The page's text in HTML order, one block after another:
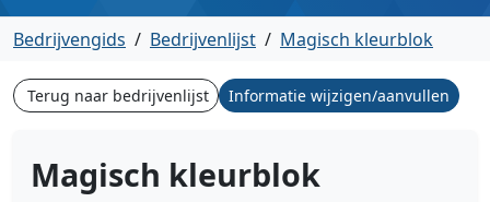
Bedrijvengids / Bedrijvenlijst / Magisch kleurblok
Terug naar bedrijvenlijst Informatie wijzigen/aanvullen
Magisch kleurblok